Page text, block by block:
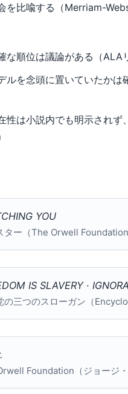
を比喩する（Merriam-
な順位は議論がある（ALA
ルを念頭に置いていたか
性は小説内でも明示され
YOU
ター（The Orwell
IS SLAVERY ·
の三つのスローガン（
Foundation（ジョージ